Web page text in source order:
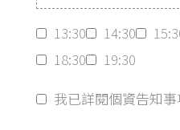
13:30 14:30
18:30
19:30
我已詳閱個資告知